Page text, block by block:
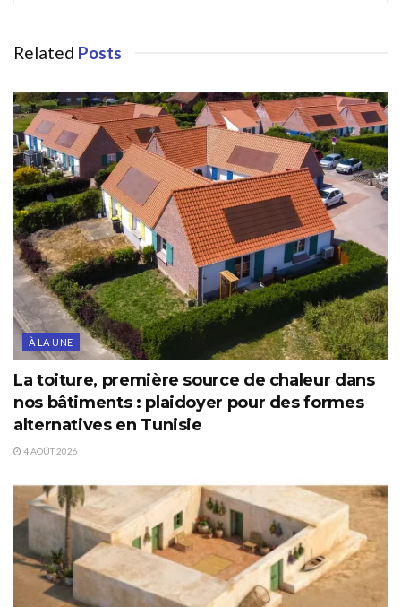
Related Posts
À LA UNE
La toiture, première source de chaleur dans
nos bâtiments : plaidoyer pour des formes
alternatives en Tunisie
4 AOÛT 2026